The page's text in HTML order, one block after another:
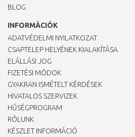
BLOG
INFORMÁCIÓK
ADATVÉDELMI NYILATKOZAT
CSAPTELEP HELYÉNEK KIALAKÍTÁSA
ELÁLLÁSI JOG
FIZETÉSI MÓDOK
GYAKRAN ISMÉTELT KÉRDÉSEK
HIVATALOS SZERVIZEK
HŰSÉGPROGRAM
RÓLUNK
KÉSZLET INFORMÁCIÓ